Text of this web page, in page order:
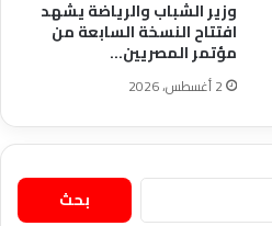
وزير الشباب والرياضة يشهد
افتتاح النسخة السابعة من
مؤتمر المصريين…
2 أغسطس، 2026
البحث
عن: